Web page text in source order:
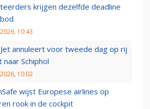
krijgen dezelfde deadline
10:43
annuleert voor tweede dag op rij
naar Schiphol
10:02
wijst Europese airlines op
rook in de cockpit